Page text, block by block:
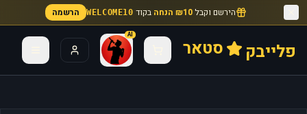
הירשם וקבל₪10 הנחה בקוד WELCOME10 הרשמה
פלייבק סטאר
AI